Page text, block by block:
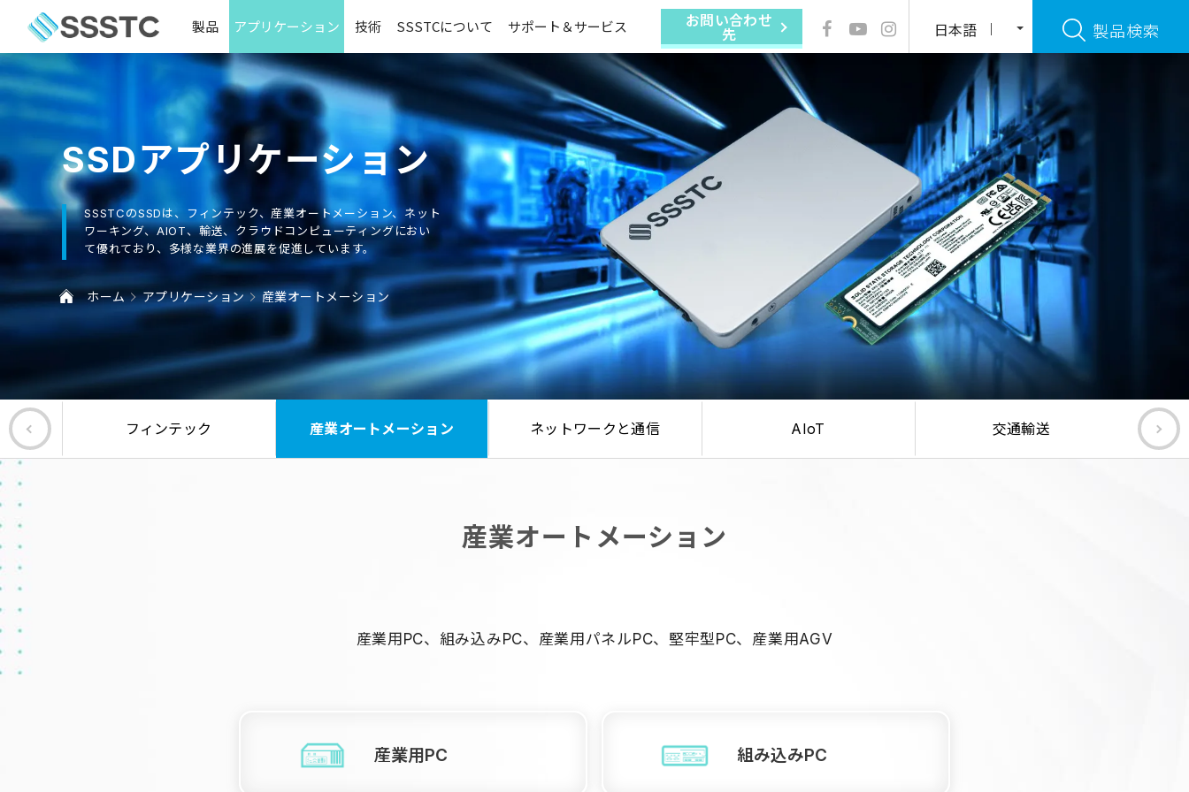
製品 アプリケーション 技術 SSSTCについて サポート＆サービス
お問い合わせ
先
日本語 製品検索
SSDアプリケーション
SSSTCのSSDは、フィンテック、産業オートメーション、ネット
ワーキング、AIOT、輸送、クラウドコンピューティングにおい
て優れており、多様な業界の進展を促進しています。
ホーム アプリケーション 産業オートメーション
フィンテック 産業オートメーション ネットワークと通信 AIoT 交通輸送
産業オートメーション
産業用PC、組み込みPC、産業用パネルPC、堅牢型PC、産業用AGV
産業用PC 組み込みPC